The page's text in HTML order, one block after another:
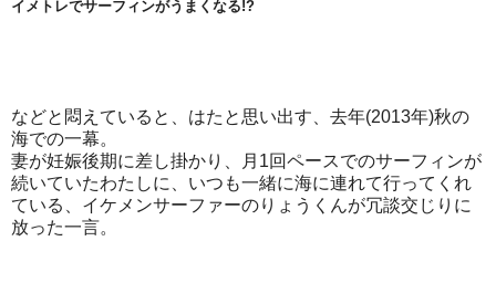
イメトレでサーフィンがうまくなる!?
などと悶えていると、はたと思い出す、去年(2013年)秋の
海での一幕。
妻が妊娠後期に差し掛かり、月1回ペースでのサーフィンが
続いていたわたしに、いつも一緒に海に連れて行ってくれ
ている、イケメンサーファーのりょうくんが冗談交じりに
放った一言。